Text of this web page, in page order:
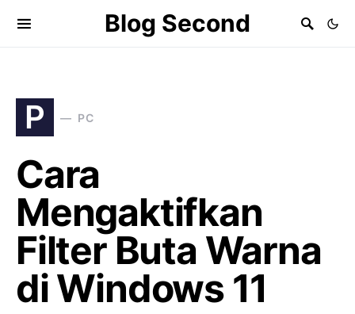
Blog Second
P PC
Cara
Mengaktifkan
Filter Buta Warna
di Windows 11